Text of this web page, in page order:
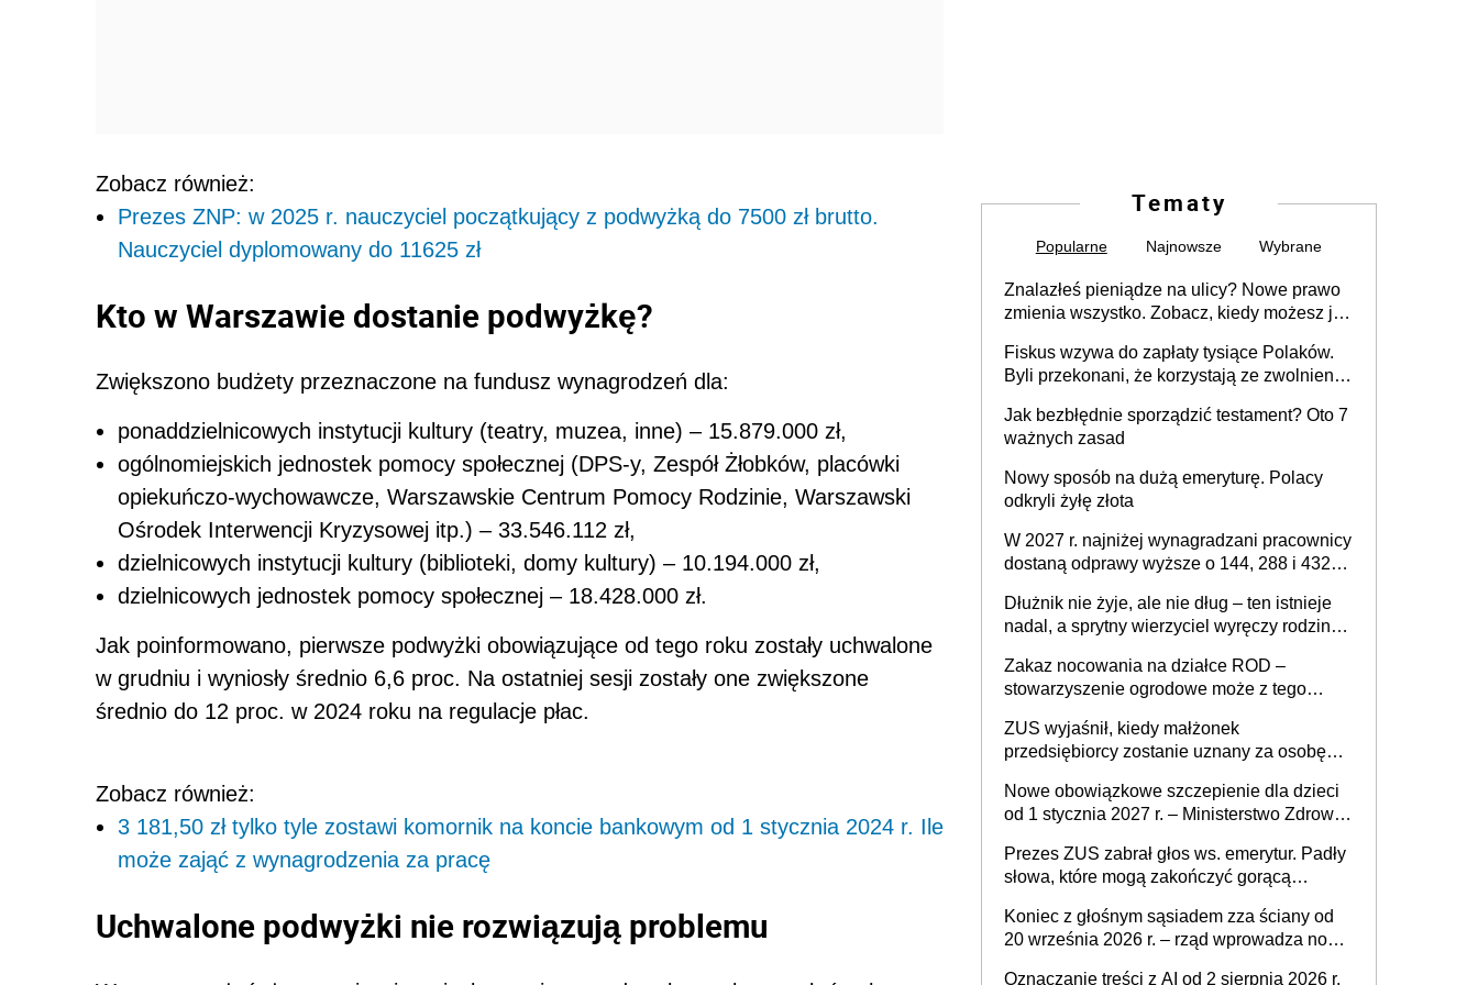
Zobacz również:
Prezes ZNP: w 2025 r. nauczyciel początkujący z podwyżką do 7500 zł brutto.
Nauczyciel dyplomowany do 11625 zł
Kto w Warszawie dostanie podwyżkę?
Zwiększono budżety przeznaczone na fundusz wynagrodzeń dla:
ponaddzielnicowych instytucji kultury (teatry, muzea, inne) – 15.879.000 zł,
ogólnomiejskich jednostek pomocy społecznej (DPS-y, Zespół Żłobków, placówki
opiekuńczo-wychowawcze, Warszawskie Centrum Pomocy Rodzinie, Warszawski
Ośrodek Interwencji Kryzysowej itp.) – 33.546.112 zł,
dzielnicowych instytucji kultury (biblioteki, domy kultury) – 10.194.000 zł,
dzielnicowych jednostek pomocy społecznej – 18.428.000 zł.
Jak poinformowano, pierwsze podwyżki obowiązujące od tego roku zostały uchwalone
w grudniu i wyniosły średnio 6,6 proc. Na ostatniej sesji zostały one zwiększone
średnio do 12 proc. w 2024 roku na regulacje płac.
Zobacz również:
3 181,50 zł tylko tyle zostawi komornik na koncie bankowym od 1 stycznia 2024 r. Ile
może zająć z wynagrodzenia za pracę
Uchwalone podwyżki nie rozwiązują problemu
Tematy
Popularne Najnowsze Wybrane
Znalazłeś pieniądze na ulicy? Nowe prawo
zmienia wszystko. Zobacz, kiedy możesz je
Fiskus wzywa do zapłaty tysiące Polaków.
Byli przekonani, że korzystają ze zwolnienia
Jak bezbłędnie sporządzić testament? Oto 7
ważnych zasad
Nowy sposób na dużą emeryturę. Polacy
odkryli żyłę złota
W 2027 r. najniżej wynagradzani pracownicy
dostaną odprawy wyższe o 144, 288 i 432
Dłużnik nie żyje, ale nie dług – ten istnieje
nadal, a sprytny wierzyciel wyręczy rodzinę
Zakaz nocowania na działce ROD –
stowarzyszenie ogrodowe może z tego
działki (wypowiedzieć dzierżawę)?
ZUS wyjaśnił, kiedy małżonek
przedsiębiorcy zostanie uznany za osobę
Nowe obowiązkowe szczepienie dla dzieci
od 1 stycznia 2027 r. – Ministerstwo Zdrowia
2027 r.
Prezes ZUS zabrał głos ws. emerytur. Padły
słowa, które mogą zakończyć gorącą
Koniec z głośnym sąsiadem zza ściany od
20 września 2026 r. – rząd wprowadza nowe
Oznaczanie treści z AI od 2 sierpnia 2026 r.